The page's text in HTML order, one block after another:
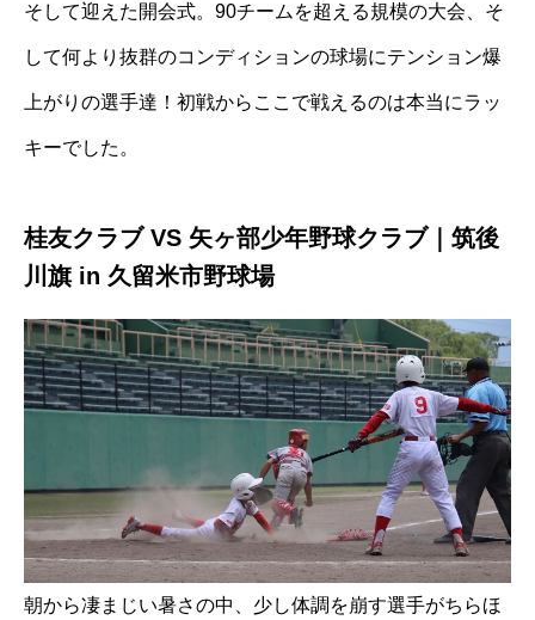
そして迎えた開会式。90チームを超える規模の大会、そ
して何より抜群のコンディションの球場にテンション爆
上がりの選手達！初戦からここで戦えるのは本当にラッ
キーでした。
桂友クラブ VS 矢ヶ部少年野球クラブ｜筑後
川旗 in 久留米市野球場
朝から凄まじい暑さの中、少し体調を崩す選手がちらほ